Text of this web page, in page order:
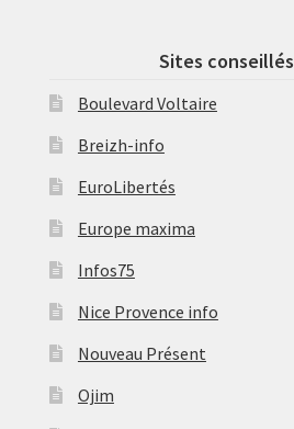
Sites conseillés
Boulevard Voltaire
Breizh-info
EuroLibertés
Europe maxima
Infos75
Nice Provence info
Nouveau Présent
Ojim